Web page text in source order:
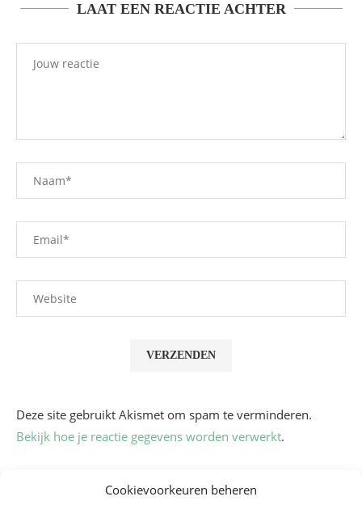
Cookievoorkeuren beheren
LAAT EEN REACTIE ACHTER
Deze site gebruikt Akismet om spam te verminderen.
Bekijk hoe je reactie gegevens worden verwerkt.